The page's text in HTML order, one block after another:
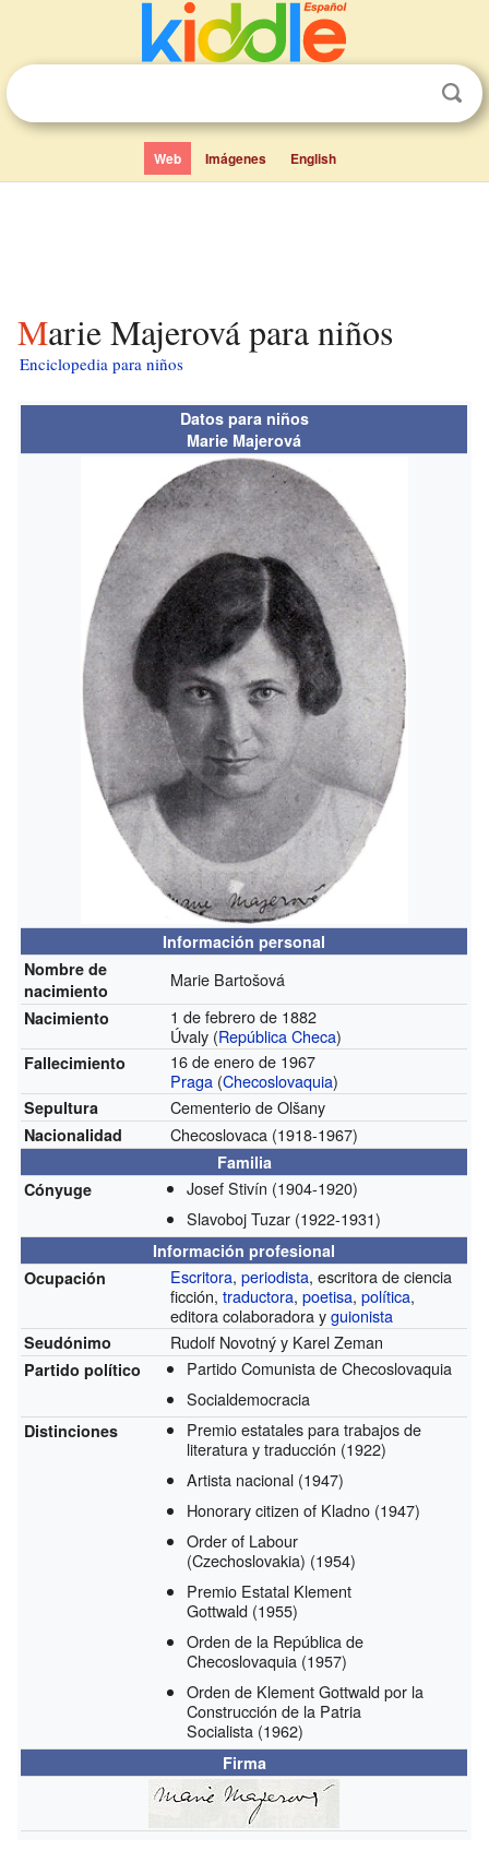
Web Imágenes English
Marie Majerová para niños
Enciclopedia para niños
Datos para niños
Marie Majerová
Información personal
Nombre de
nacimiento
Marie Bartošová
Nacimiento
1 de febrero de 1882
Úvaly (República Checa)
Fallecimiento
16 de enero de 1967
Praga (Checoslovaquia)
Sepultura Cementerio de Olšany
Nacionalidad Checoslovaca (1918-1967)
Familia
Cónyuge
Josef Stivín (1904-1920)
Slavoboj Tuzar (1922-1931)
Información profesional
Ocupación
Escritora,periodista, escritora de ciencia
ficción,traductora,poetisa,política,
editora colaboradora yguionista
Seudónimo Rudolf Novotný y Karel Zeman
Partido político
Partido Comunista de Checoslovaquia
Socialdemocracia
Distinciones
Premio estatales para trabajos de
literatura y traducción (1922)
Artista nacional (1947)
Honorary citizen of Kladno (1947)
Order of Labour
(Czechoslovakia) (1954)
Premio Estatal Klement
Gottwald (1955)
Orden de la República de
Checoslovaquia (1957)
Orden de Klement Gottwald por la
Construcción de la Patria
Socialista (1962)
Firma